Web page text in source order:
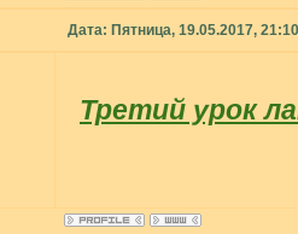
Дата: Пятница, 19.05.2017,
Третий урок